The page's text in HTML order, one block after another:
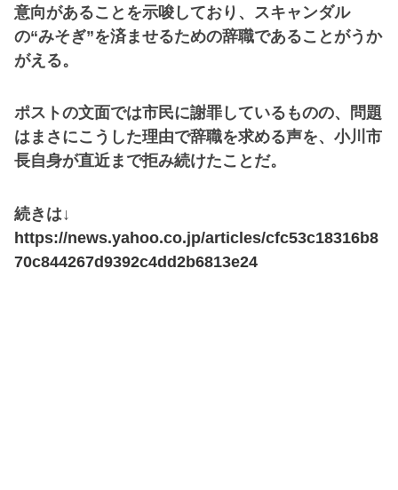
意向があることを示唆しており、スキャンダル
の“みそぎ”を済ませるための辞職であることがうか
がえる。
ポストの文面では市民に謝罪しているものの、問題
はまさにこうした理由で辞職を求める声を、小川市
長自身が直近まで拒み続けたことだ。
続きは↓
https://news.yahoo.co.jp/articles/cfc53c18316b8
70c844267d9392c4dd2b6813e24